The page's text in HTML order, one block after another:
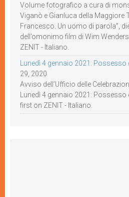
Volume fotografico a cura di
Viganò e Gianluca della Maggiore
Francesco. Un uomo di parola”,
dell’omonimo film di Wim
ZENIT - Italiano.
Lunedì 4 gennaio 2021:
29, 2020
Avviso dell’Ufficio delle
Lunedì 4 gennaio 2021:
first on ZENIT - Italiano.